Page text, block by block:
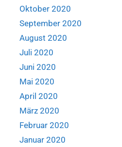
Oktober 2020
September 2020
August 2020
Juli 2020
Juni 2020
Mai 2020
April 2020
März 2020
Februar 2020
Januar 2020